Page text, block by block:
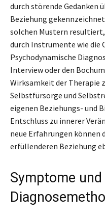
durch störende Gedanken
Beziehung
solchen Mustern
durch Instrumente wie die
Psychodynamische
Interview oder den
Wirksamkeit der Therapie
Selbstfürsorge und
eigenen Beziehungs- und
Entschluss zu innerer
neue Erfahrungen können
erfüllenderen Beziehung
Symptome und